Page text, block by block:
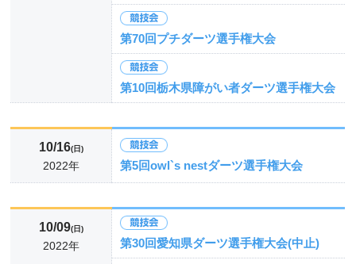
第70回プチダーツ選手権大会
第10回栃木県障がい者ダーツ選手権大会
10/16(日)
2022年 第5回owl`s nestダーツ選手権大会
10/09(日)
2022年 第30回愛知県ダーツ選手権大会(中止)